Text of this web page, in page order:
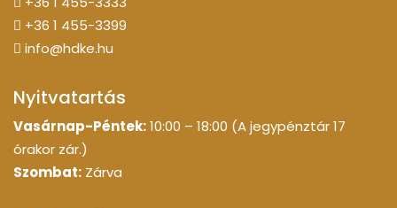
+36 1 455-3399
info@hdke.hu
Nyitvatartás
Vasárnap-Péntek:10:00 – 18:00 (A jegypénztár 17
órakor zár.)
Szombat: Zárva